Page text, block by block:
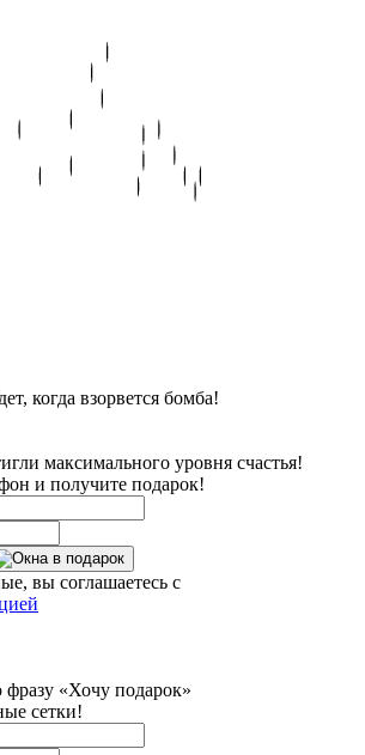
когда взорвется бомба!
максимального уровня счастья!
и получите подарок!
вы соглашаетесь с
фразу «Хочу подарок»
сетки!